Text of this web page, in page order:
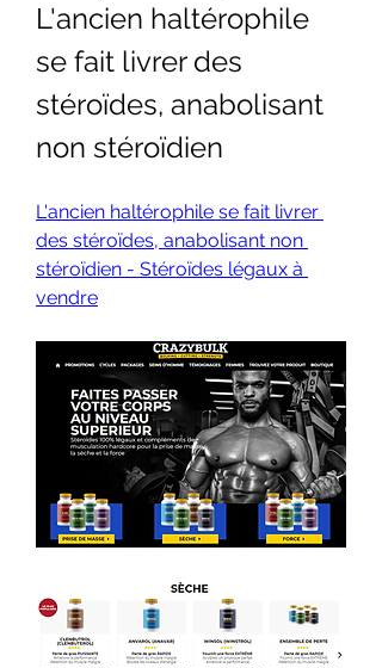
L'ancien haltérophile
se fait livrer des
stéroïdes, anabolisant
non stéroïdien
L'ancien haltérophile se fait livrer
des stéroïdes, anabolisant non
stéroïdien - Stéroïdes légaux à
vendre